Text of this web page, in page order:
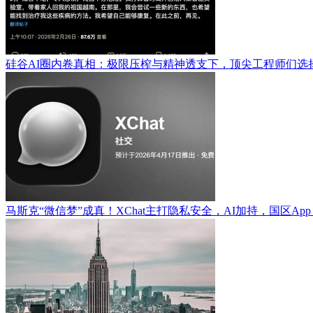
硅谷AI圈内卷真相：极限压榨与精神透支下，顶尖工程师们选
马斯克“微信梦”成真！XChat主打隐私安全，AI加持，国区App